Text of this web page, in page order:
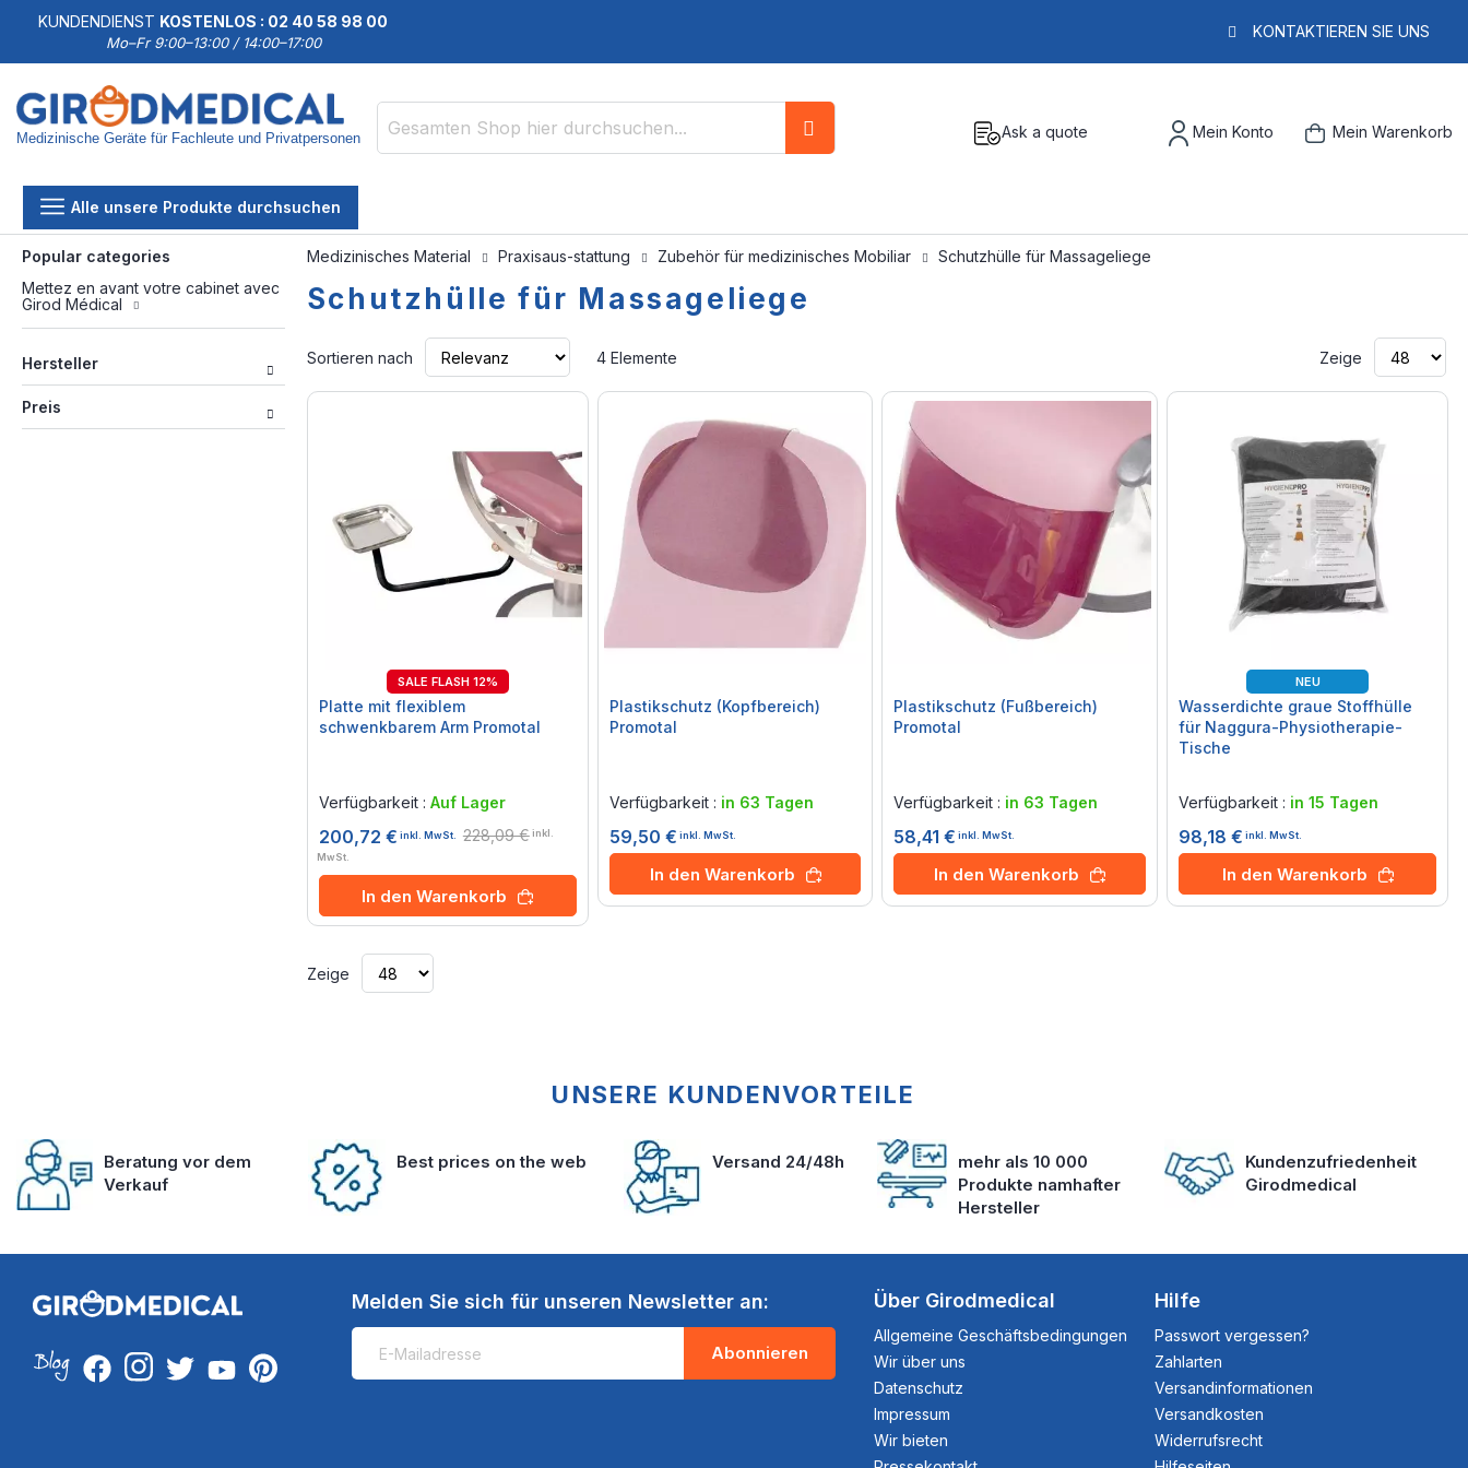
KUNDENDIENST KOSTENLOS : 02 40 58 98 00
Mo–Fr 9:00–13:00 / 14:00–17:00
KONTAKTIEREN SIE UNS
Medizinische Geräte für Fachleute und Privatpersonen Ask a quote Mein Konto Mein Warenkorb
Alle unsere Produkte durchsuchen
Medizinisches Material Praxisaus-stattung Zubehör für medizinisches Mobiliar Schutzhülle für Massageliege
Schutzhülle für Massageliege
Sortieren nach
sortieren
4Elemente Zeige
SALE FLASH 12%
Platte mit flexiblem
schwenkbarem Arm Promotal
Verfügbarkeit : Auf Lager
200,72 € inkl. MwSt. 228,09 €inkl.
MwSt.
In den Warenkorb
Plastikschutz (Kopfbereich)
Promotal
Verfügbarkeit : in 63 Tagen
59,50 € inkl. MwSt.
In den Warenkorb
Plastikschutz (Fußbereich)
Promotal
Verfügbarkeit : in 63 Tagen
58,41 € inkl. MwSt.
In den Warenkorb
NEU
Wasserdichte graue Stoffhülle
für Naggura-Physiotherapie-
Tische
Verfügbarkeit : in 15 Tagen
98,18 € inkl. MwSt.
In den Warenkorb
Zeige
Popular categories
Mettez en avant votre cabinet avec
Girod Médical
Hersteller
Preis
UNSERE KUNDENVORTEILE
Beratung vor dem
Verkauf
Best prices on the web Versand 24/48h
mehr als 10 000
Produkte namhafter
Hersteller
Kundenzufriedenheit
Girodmedical
Melden Sie sich für unseren Newsletter an:
Abonnieren
Über Girodmedical
Allgemeine Geschäftsbedingungen
Wir über uns
Datenschutz
Impressum
Wir bieten
Hilfe
Passwort vergessen?
Zahlarten
Versandinformationen
Versandkosten
Widerrufsrecht